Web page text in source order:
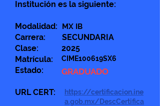
Institución es la siguiente:
Modalidad:
Carrera:
Clase:
Matrícula:
Estado:
URL CERT:
MX IB
SECUNDARIA
2025
CIME100619SX6
GRADUADO
https://certificacion.ine
a.gob.mx/DescCertifica